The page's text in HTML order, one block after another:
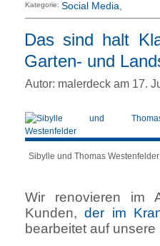
Kategorie: Social Media
Das sind halt
Garten- und
Autor: malerdeck am 17.
Sibylle und Thomas Westenfelder
Wir renovieren im
Kunden,der im
bearbeitet auf